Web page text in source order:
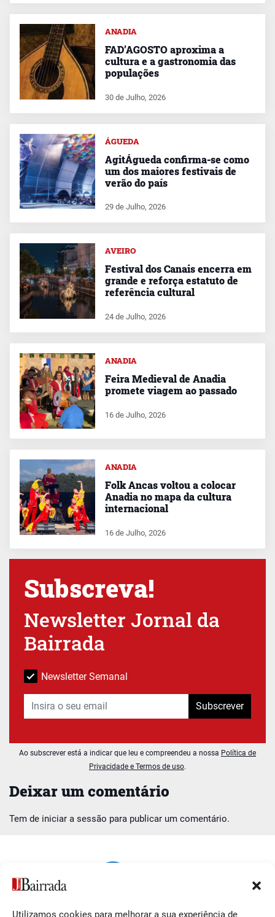
Utilizamos cookies para melhorar a sua experiência de
Deixar um comentário
Tem de iniciar a sessão para publicar um comentário.
ANADIA
FAD’AGOSTO aproxima a
cultura e a gastronomia das
populações
30 de Julho, 2026
ÁGUEDA
AgitÁgueda confirma-se como
um dos maiores festivais de
verão do país
29 de Julho, 2026
AVEIRO
Festival dos Canais encerra em
grande e reforça estatuto de
referência cultural
24 de Julho, 2026
ANADIA
Feira Medieval de Anadia
promete viagem ao passado
16 de Julho, 2026
ANADIA
Folk Ancas voltou a colocar
Anadia no mapa da cultura
internacional
16 de Julho, 2026
Subscreva!
Newsletter Jornal da
Bairrada
Newsletter Semanal
Subscrever
Ao subscrever está a indicar que leu e compreendeu a nossa Política de
Privacidade e Termos de uso.